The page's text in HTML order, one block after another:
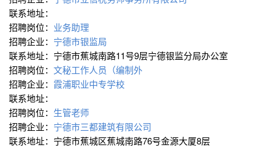
联系地址：
招聘岗位： 业务助理
招聘企业： 宁德市银监局
联系地址：宁德市蕉城南路11号9层宁德银监分局办公室
招聘岗位： 文秘工作人员（编制外
招聘企业： 霞浦职业中专学校
联系地址：
招聘岗位： 生管老师
招聘企业： 宁德市三都建筑有限公司
联系地址：宁德市蕉城区蕉城南路76号金源大厦8层